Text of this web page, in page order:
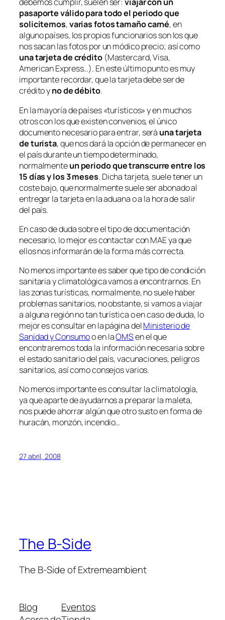
debemos cumplir, suelen ser:viajar con un
pasaporte válido para todo el periodo que
solicitemos,varias fotos tamaño carné, en
alguno países, los propios funcionarios son los que
nos sacan las fotos por un módico precio; así como
una tarjeta de crédito(Mastercard, Visa,
American Express…). En este último punto es muy
importante recordar, que la tarjeta debe ser de
crédito yno de débito.
En la mayoría de países «turísticos» y en muchos
otros con los que existen convenios, el único
documento necesario para entrar, será una tarjeta
de turista, que nos dará la opción de permanecer en
el país durante un tiempo determinado,
normalmenteun periodo que transcurre entre los
15 días y los 3 meses. Dicha tarjeta, suele tener un
coste bajo, que normalmente suele ser abonado al
entregar la tarjeta en la aduana o a la hora de salir
del país.
En caso de duda sobre el tipo de documentación
necesario, lo mejor es contactar con MAE ya que
ellos nos informarán de la forma más correcta.
No menos importante es saber que tipo de condición
sanitaria y climatológica vamos a encontrarnos. En
las zonas turísticas, normalmente, no suele haber
problemas sanitarios, no obstante, si vamos a viajar
a alguna región no tan turística o en caso de duda, lo
mejor es consultar en la página delMinisterio de
Sanidad y Consumoo en laOMSen el que
encontraremos toda la información necesaria sobre
el estado sanitario del país, vacunaciones, peligros
sanitarios, así como consejos varios.
No menos importante es consultar la climatología,
ya que aparte de ayudarnos a preparar la maleta,
nos puede ahorrar algún que otro susto en forma de
huracán, monzón, incendio…
27 abril, 2008
The B-Side
The B-Side of Extremeambient
Blog
Eventos